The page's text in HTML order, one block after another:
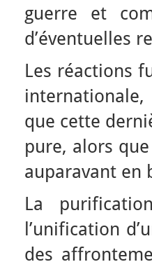
guerre et
d’éventuelles
Les réactions
que cette
pure, alors
auparavant en
La
l’unification
des